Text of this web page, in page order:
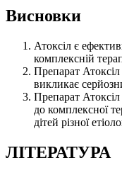
Висновки
Атоксіл є
комплексній
Препарат
викликає
Препарат
до комплексної
дітей різної
ЛІТЕРАТУРА